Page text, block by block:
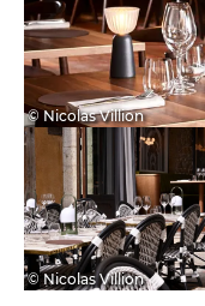
© Nicolas Villion
© Nicolas Villion